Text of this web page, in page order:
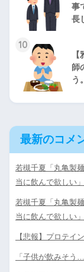
事
長
10
師
う
最新のコメ
若槻千夏「丸亀製
当に飲んで欲しい」
若槻千夏「丸亀製
当に飲んで欲しい」
【悲報】プロテイ
「子供が飲みそう